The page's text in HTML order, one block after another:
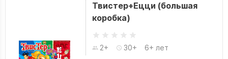
Твистер+Ецци (большая
коробка)
2+ 30+ 6+ лет